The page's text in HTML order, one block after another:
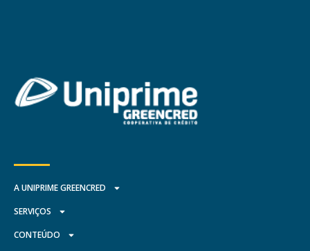
A UNIPRIME GREENCRED
SERVIÇOS
CONTEÚDO